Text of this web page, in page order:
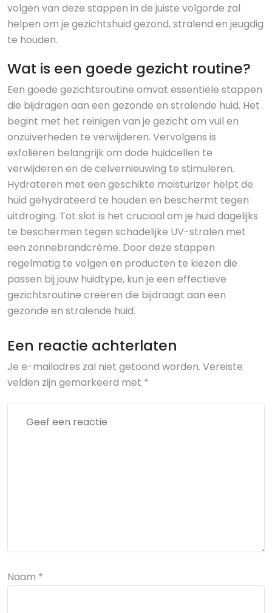
volgen van deze stappen in de juiste volgorde zal
helpen om je gezichtshuid gezond, stralend en jeugdig
te houden.
Wat is een goede gezicht routine?
Een goede gezichtsroutine omvat essentiële stappen
die bijdragen aan een gezonde en stralende huid. Het
begint met het reinigen van je gezicht om vuil en
onzuiverheden te verwijderen. Vervolgens is
exfoliëren belangrijk om dode huidcellen te
verwijderen en de celvernieuwing te stimuleren.
Hydrateren met een geschikte moisturizer helpt de
huid gehydrateerd te houden en beschermt tegen
uitdroging. Tot slot is het cruciaal om je huid dagelijks
te beschermen tegen schadelijke UV-stralen met
een zonnebrandcrème. Door deze stappen
regelmatig te volgen en producten te kiezen die
passen bij jouw huidtype, kun je een effectieve
gezichtsroutine creëren die bijdraagt aan een
gezonde en stralende huid.
Een reactie achterlaten
Je e-mailadres zal niet getoond worden. Vereiste
velden zijn gemarkeerd met *
Naam *